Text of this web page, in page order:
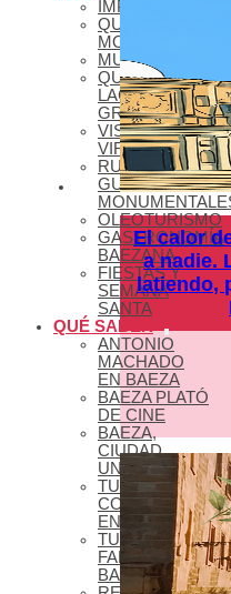
QUÉ VER –
MONUMENTOS
MUSEOS
QUÉ VER –
LAGUNA
GRANDE
VISITAS
VIRTUALES
RUTAS Y
GUÍAS
OLEOTURISMO
GASTRONOMÍA
BAEZANA
FIESTAS Y
SEMANA
SANTA
QUÉ SABER
ANTONIO
MACHADO
EN BAEZA
BAEZA PLATÓ
DE CINE
BAEZA,
CIUDAD
UNIVERSITARIA
TURISMO DE
CONGRESOS
EN BAEZA
TURISMO
FAMILIAR EN
BAEZA
El calor
a nadie.
latiendo,